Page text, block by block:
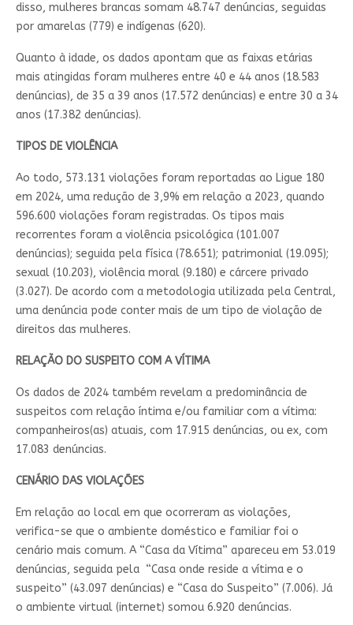
disso, mulheres brancas somam 48.747 denúncias, seguidas
por amarelas (779) e indígenas (620).
Quanto à idade, os dados apontam que as faixas etárias
mais atingidas foram mulheres entre 40 e 44 anos (18.583
denúncias), de 35 a 39 anos (17.572 denúncias) e entre 30 a 34
anos (17.382 denúncias).
TIPOS DE VIOLÊNCIA
Ao todo, 573.131 violações foram reportadas ao Ligue 180
em 2024, uma redução de 3,9% em relação a 2023, quando
596.600 violações foram registradas. Os tipos mais
recorrentes foram a violência psicológica (101.007
denúncias); seguida pela física (78.651); patrimonial (19.095);
sexual (10.203), violência moral (9.180) e cárcere privado
(3.027). De acordo com a metodologia utilizada pela Central,
uma denúncia pode conter mais de um tipo de violação de
direitos das mulheres.
RELAÇÃO DO SUSPEITO COM A VÍTIMA
Os dados de 2024 também revelam a predominância de
suspeitos com relação íntima e/ou familiar com a vítima:
companheiros(as) atuais, com 17.915 denúncias, ou ex, com
17.083 denúncias.
CENÁRIO DAS VIOLAÇÕES
Em relação ao local em que ocorreram as violações,
verifica-se que o ambiente doméstico e familiar foi o
cenário mais comum. A “Casa da Vítima” apareceu em 53.019
denúncias, seguida pela “Casa onde reside a vítima e o
suspeito” (43.097 denúncias) e “Casa do Suspeito” (7.006). Já
o ambiente virtual (internet) somou 6.920 denúncias.